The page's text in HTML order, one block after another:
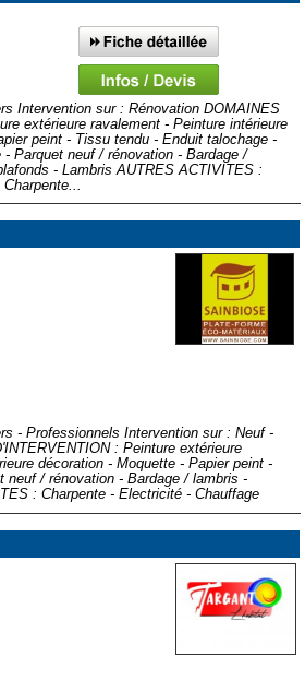
Intervention sur : Rénovation DOMAINES
extérieure ravalement - Peinture intérieure
peint - Tissu tendu - Enduit talochage -
Parquet neuf / rénovation - Bardage /
- Lambris AUTRES ACTIVITES :
- Professionnels Intervention sur : Neuf -
: Peinture extérieure
décoration - Moquette - Papier peint -
neuf / rénovation - Bardage / lambris -
: Charpente - Electricité - Chauffage